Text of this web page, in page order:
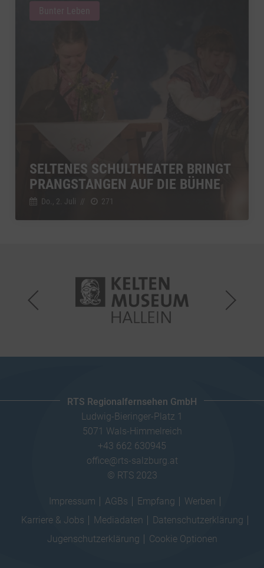
SELTENES SCHULTHEATER BRINGT
PRANGSTANGEN AUF DIE BÜHNE
Do., 2. Juli // 271
RTS Regionalfernsehen GmbH
Ludwig-Bieringer-Platz 1
5071 Wals-Himmelreich
+43 662 630945
office@rts-salzburg.at
© RTS 2023
Impressum AGBs Empfang
Werben
Karriere & Jobs
Mediadaten
Datenschutzerklärung
Jugenschutzerklärung
Cookie Optionen